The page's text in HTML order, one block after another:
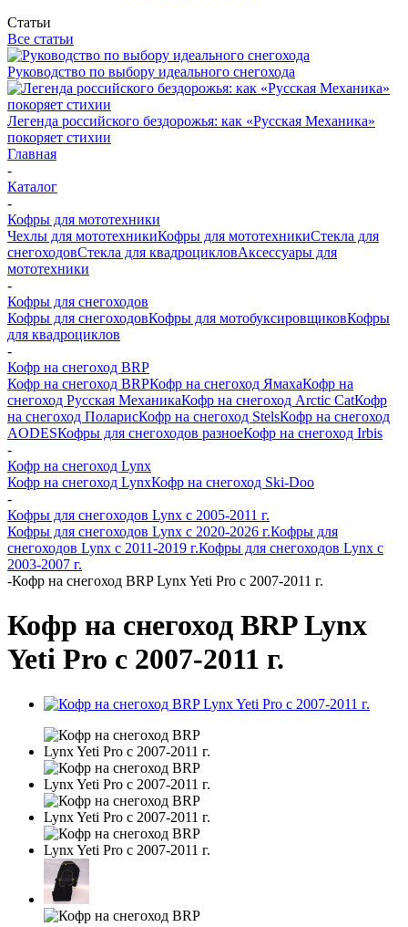
Статьи
Все статьи
Руководство по выбору идеального снегохода
Легенда российского бездорожья: как «Русская Механика»
покоряет стихии
Главная
-
Каталог
-
Кофры для мототехники
Чехлы для мототехникиКофры для мототехникиСтекла для
снегоходовСтекла для квадроцикловАксессуары для
мототехники
-
Кофры для снегоходов
Кофры для снегоходовКофры для мотобуксировщиковКофры
для квадроциклов
-
Кофр на снегоход BRP
Кофр на снегоход BRPКофр на снегоход ЯмахаКофр на
снегоход Русская МеханикаКофр на снегоход Arctic CatКофр
на снегоход ПоларисКофр на снегоход StelsКофр на снегоход
AODESКофры для снегоходов разноеКофр на снегоход Irbis
-
Кофр на снегоход Lynx
Кофр на снегоход LynxКофр на снегоход Ski-Doo
-
Кофры для снегоходов Lynx с 2005-2011 г.
Кофры для снегоходов Lynx с 2020-2026 г.Кофры для
снегоходов Lynx с 2011-2019 г.Кофры для снегоходов Lynx с
2003-2007 г.
-Кофр на снегоход BRP Lynx Yeti Pro с 2007-2011 г.
Кофр на снегоход BRP Lynx
Yeti Pro с 2007-2011 г.